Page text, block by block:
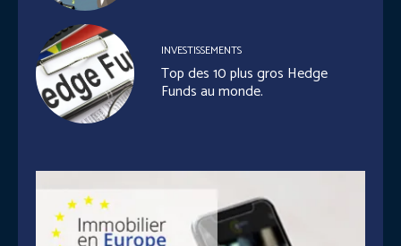
INVESTISSEMENTS
Top des 10 plus gros Hedge
Funds au monde.